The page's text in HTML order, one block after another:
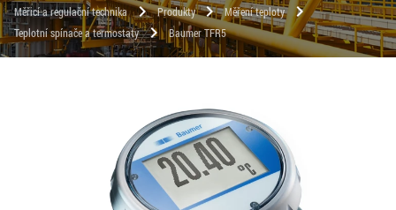
Měřicí a regulační technika chevron_right Produkty chevron_right Měření teploty chevron_right
Teplotní spínače a termostaty chevron_right Baumer TFR5